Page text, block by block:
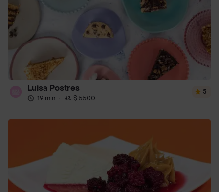
Luisa Postres
19 min · $ 5500
5